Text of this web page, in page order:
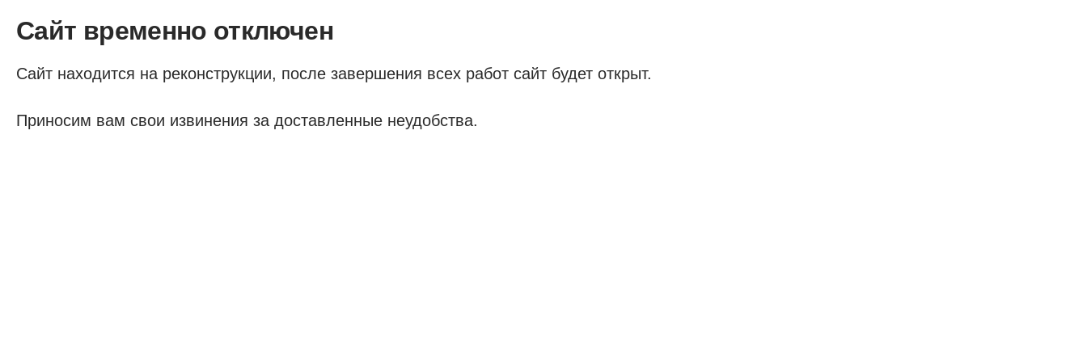
Сайт временно отключен
Сайт находится на реконструкции, после завершения всех работ сайт будет открыт.
Приносим вам свои извинения за доставленные неудобства.